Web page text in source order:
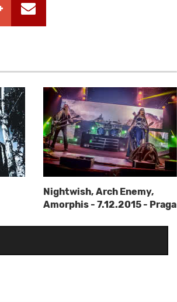
Nightwish, Arch Enemy,
Amorphis - 7.12.2015 - Praga